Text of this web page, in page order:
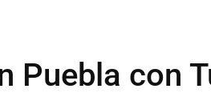
Puebla con